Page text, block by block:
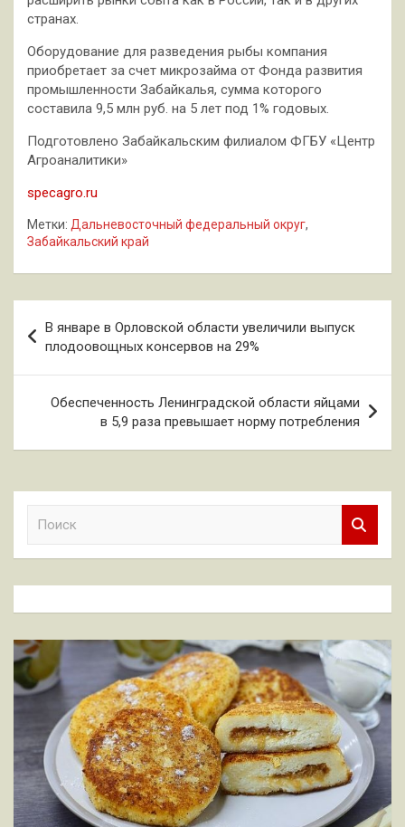
странах.
Оборудование для разведения рыбы компания
приобретает за счет микрозайма от Фонда развития
промышленности Забайкалья, сумма которого
составила 9,5 млн руб. на 5 лет под 1% годовых.
Подготовлено Забайкальским филиалом ФГБУ «Центр
Агроаналитики»
specagro.ru
Метки: Дальневосточный федеральный округ,
Забайкальский край
по
записям
В январе в Орловской области увеличили выпуск
плодоовощных консервов на 29%
Обеспеченность Ленинградской области яйцами
в 5,9 раза превышает норму потребления
к